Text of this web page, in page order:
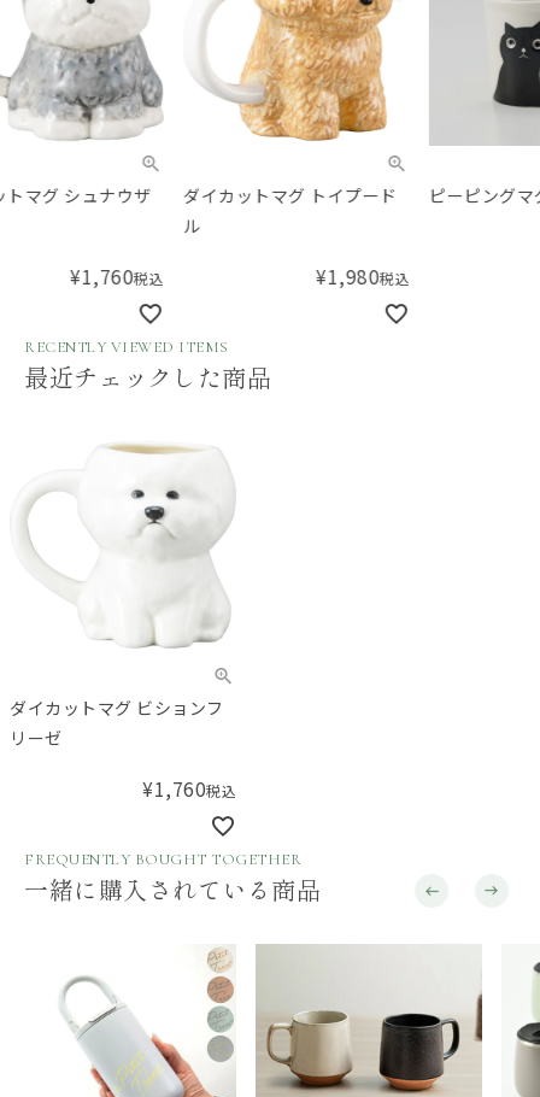
ダイカットマグ トイプード
¥1,980
ピーピングマグ
¥1,650
RECENTLY VIEWED ITEMS
最近チェックした商品
ダイカットマグ ビションフ
リーゼ
¥1,760税込
FREQUENTLY BOUGHT TOGETHER
一緒に購入されている商品